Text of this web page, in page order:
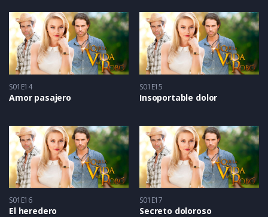
S01E14
Amor pasajero
S01E15
Insoportable dolor
S01E16
El heredero
S01E17
Secreto doloroso